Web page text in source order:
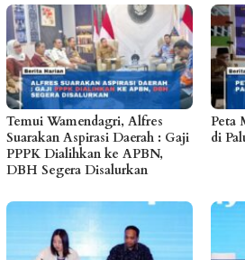
Temui Wamendagri, Alfres
Suarakan Aspirasi Daerah : Gaji
PPPK Dialihkan ke APBN,
DBH Segera Disalurkan
Peta
di